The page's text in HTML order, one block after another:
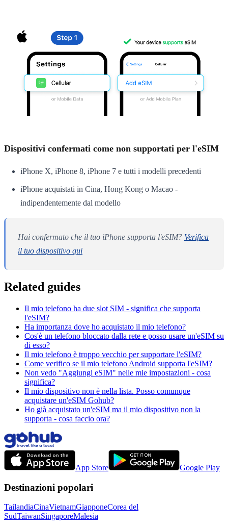
Dispositivi confermati come non supportati per l'eSIM
iPhone X, iPhone 8, iPhone 7 e tutti i modelli precedenti
iPhone acquistati in Cina, Hong Kong o Macao -
indipendentemente dal modello
Hai confermato che il tuo iPhone supporta l'eSIM? Verifica
il tuo dispositivo qui
Related guides
Il mio telefono ha due slot SIM - significa che supporta
l'eSIM?
Ha importanza dove ho acquistato il mio telefono?
Cos'è un telefono bloccato dalla rete e posso usare un'eSIM su
di esso?
Il mio telefono è troppo vecchio per supportare l'eSIM?
Come verifico se il mio telefono Android supporta l'eSIM?
Non vedo "Aggiungi eSIM" nelle mie impostazioni - cosa
significa?
Il mio dispositivo non è nella lista. Posso comunque
acquistare un'eSIM Gohub?
Ho già acquistato un'eSIM ma il mio dispositivo non la
supporta - cosa faccio ora?
App Store Google Play
Destinazioni popolari
TailandiaCinaVietnamGiapponeCorea del
SudTaiwanSingaporeMalesia